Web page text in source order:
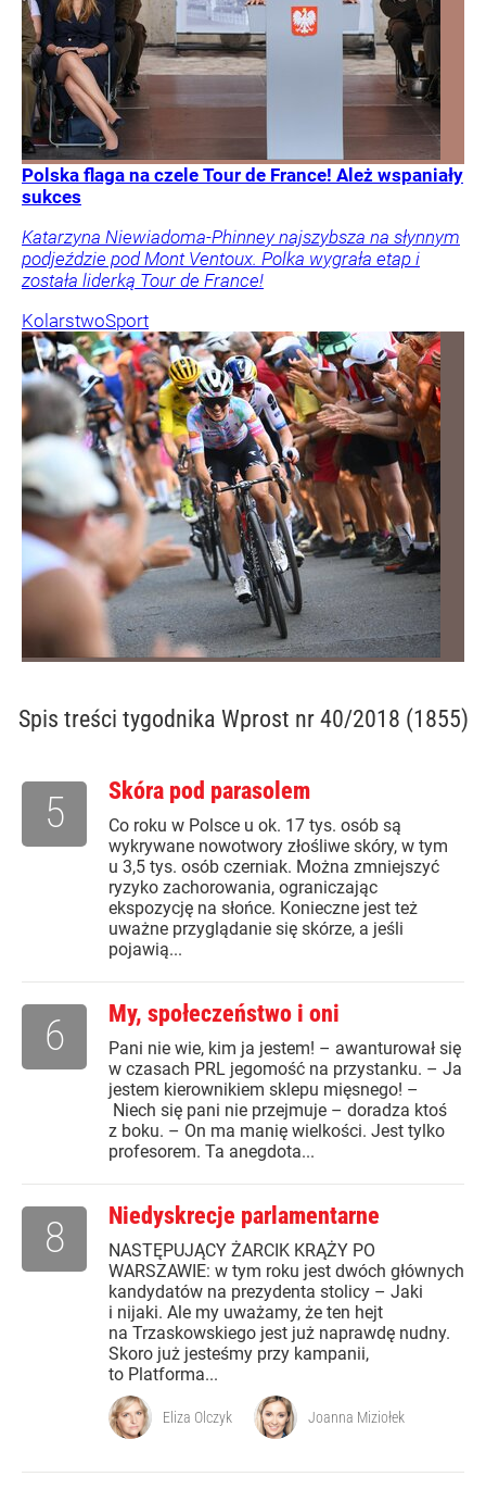
Polska flaga na czele Tour de France! Ależ wspaniały
sukces
Katarzyna Niewiadoma-Phinney najszybsza na słynnym
podjeździe pod Mont Ventoux. Polka wygrała etap i
została liderką Tour de France!
KolarstwoSport
Spis treści tygodnika Wprost nr 40/2018 (1855)
Skóra pod parasolem
Co roku w Polsce u ok. 17 tys. osób są
wykrywane nowotwory złośliwe skóry, w tym
u 3,5 tys. osób czerniak. Można zmniejszyć
ryzyko zachorowania, ograniczając
ekspozycję na słońce. Konieczne jest też
uważne przyglądanie się skórze, a jeśli
pojawią...
5
My, społeczeństwo i oni
Pani nie wie, kim ja jestem! – awanturował się
w czasach PRL jegomość na przystanku. – Ja
jestem kierownikiem sklepu mięsnego! –
Niech się pani nie przejmuje – doradza ktoś
z boku. – On ma manię wielkości. Jest tylko
profesorem. Ta anegdota...
6
Niedyskrecje parlamentarne
NASTĘPUJĄCY ŻARCIK KRĄŻY PO
WARSZAWIE: w tym roku jest dwóch głównych
kandydatów na prezydenta stolicy – Jaki
i nijaki. Ale my uważamy, że ten hejt
na Trzaskowskiego jest już naprawdę nudny.
Skoro już jesteśmy przy kampanii,
to Platforma...
8
Eliza Olczyk Joanna Miziołek